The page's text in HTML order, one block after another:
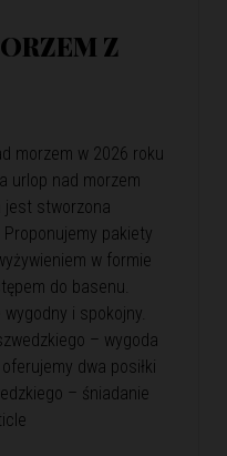
Z
morzem w 2026 roku
urlop nad morzem
jest stworzona
pakiety
w formie
do basenu.
i spokojny.
– wygoda
dwa posiłki
– śniadanie